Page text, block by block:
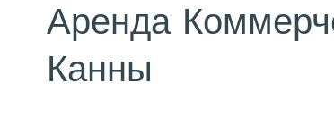
Аренда
Канны